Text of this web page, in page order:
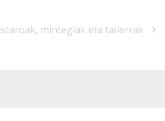
mintegiak eta tailerrak